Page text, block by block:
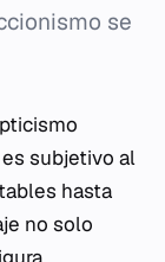
se
subjetivo al
hasta
no solo